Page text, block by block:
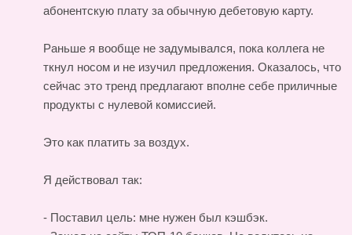
абонентскую плату за обычную дебетовую карту.
Раньше я вообще не задумывался, пока коллега не
ткнул носом и не изучил предложения. Оказалось, что
сейчас это тренд предлагают вполне себе приличные
продукты с нулевой комиссией.
Это как платить за воздух.
Я действовал так:
- Поставил цель: мне нужен был кэшбэк.